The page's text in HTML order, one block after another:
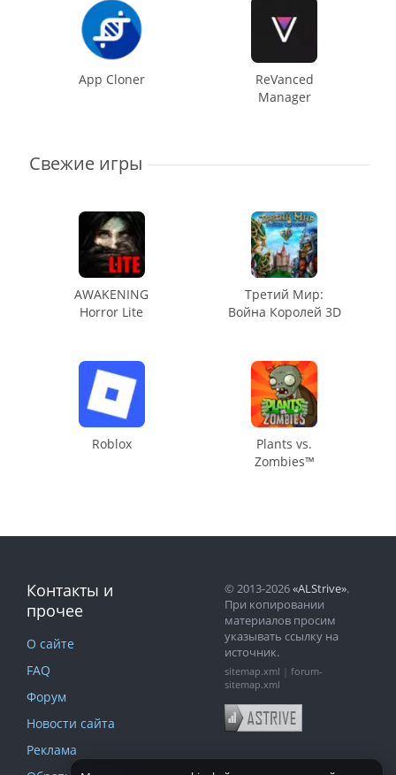
App Cloner
ReVanced
Manager
Свежие игры
AWAKENING
Horror Lite
Третий Мир:
Война Королей 3D
Roblox
Plants vs.
Zombies™
Контакты и
прочее
О сайте
FAQ
Форум
Новости сайта
Реклама
© 2013-2026«ALStrive».
При копировании
материалов просим
указывать ссылку на
источник.
sitemap.xml
forum-
sitemap.xml